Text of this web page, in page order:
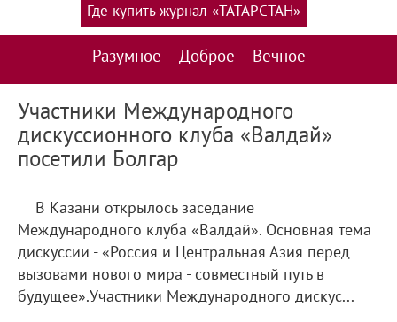
Разумное Доброе Вечное
Где купить журнал «ТАТАРСТАН»
Участники Международного
дискуссионного клуба «Валдай»
посетили Болгар
В Казани открылось заседание
Международного клуба «Валдай». Основная тема
дискуссии - «Россия и Центральная Азия перед
вызовами нового мира - совместный путь в
будущее».Участники Международного дискус...